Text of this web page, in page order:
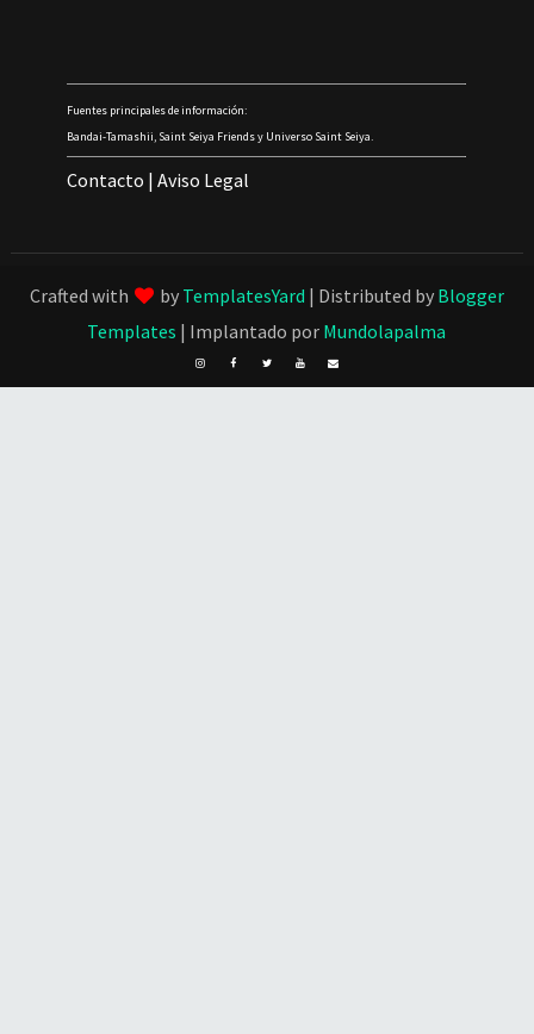
Fuentes principales de información:
Bandai-Tamashii, Saint Seiya Friends y Universo Saint Seiya.
Contacto |Aviso Legal
Crafted with by TemplatesYard | Distributed by Blogger
Templates | Implantado por Mundolapalma